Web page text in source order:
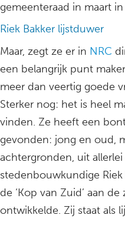
gemeenteraad in maart
Riek Bakker lijstduwer
Maar, zegt ze er in NRC
een belangrijk punt
meer dan veertig goede
Sterker nog: het is heel
vinden. Ze heeft een
gevonden: jong en oud,
achtergronden, uit
stedenbouwkundige
de ‘Kop van Zuid’ aan
ontwikkelde. Zij staat als